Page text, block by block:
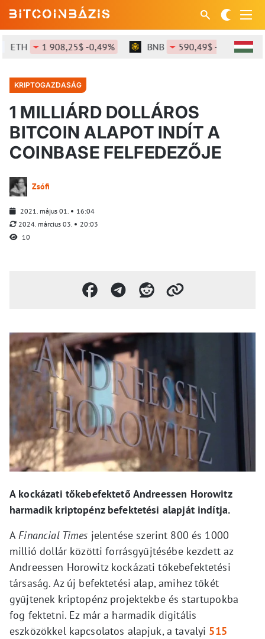
ETH 1 908,25$ -0,49% BNB 590,49$ -1,55%
KRIPTOGAZDASÁG
1 MILLIÁRD DOLLÁROS
BITCOIN ALAPOT INDÍT A
COINBASE FELFEDEZŐJE
Zsófi
2021. május 01.
16:04
2024. március 03.
20:03
10
A kockázati tőkebefektető Andreessen Horowitz
harmadik kriptopénz befektetési alapját indítja.
AFinancial Times jelentése szerint 800 és 1000
millió dollár közötti forrásgyűjtésébe kezdett az
Andreessen Horowitz kockázati tőkebefektetési
társaság. Az új befektetési alap, amihez tőkét
gyűjtenek kriptopénz projektekbe és startupokba
fog fektetni. Ez már a harmadik digitális
eszközökkel kapcsolatos alapjuk, a tavalyi 515